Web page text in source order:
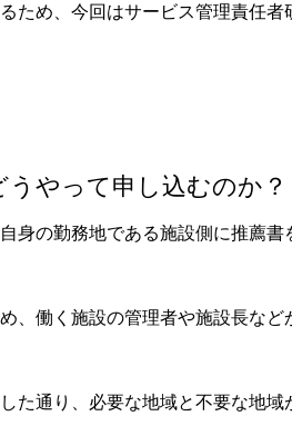
ため、今回はサービス管理責任
やって申し込むのか？
身の勤務地である施設側に推薦
、働く施設の管理者や施設長な
た通り、必要な地域と不要な地域